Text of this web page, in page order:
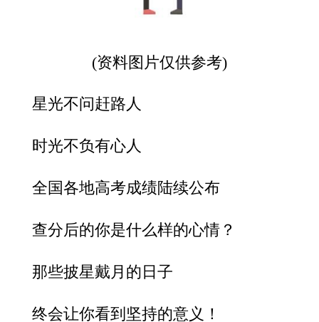
(资料图片仅供参考)
星光不问赶路人
时光不负有心人
全国各地高考成绩陆续公布
查分后的你是什么样的心情？
那些披星戴月的日子
终会让你看到坚持的意义！